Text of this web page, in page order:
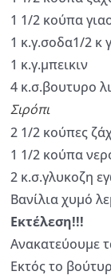
1 1/2 κούπα
1 κ.γ.σοδα1/2 κ
1 κ.γ.μπεικιν
4 κ.σ.βουτυρο
Σιρόπι
2 1/2 κούπες
1 1/2 κούπα
2 κ.σ.γλυκοζη
Βανίλια χυμό
Εκτέλεση!!!
Ανακατεύουμε
Εκτός το